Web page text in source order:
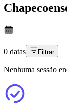
0 datas Filtrar
Nenhuma sessão